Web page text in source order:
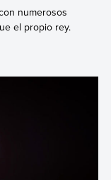
numerosos
el propio rey.